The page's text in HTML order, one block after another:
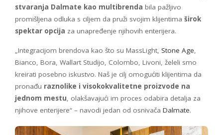
stvaranja Dalmate kao multibrenda bila pažljivo
promišljena odluka s ciljem da pruži svojim klijentima širok
spektar opcija za unapređenje njihovih enterijera.
„Integracijom brendova kao što su MassLight, Stone Age,
Bianco, Bora, Wallart Studijo, Colombo, Livoni, želeli smo
kreirati posebno iskustvo. Naš je cilj omogućiti klijentima da
pronađu raznolike i visokokvalitetne proizvode na
jednom mestu, olakšavajući im proces odabira detalja za
njihove enterijere“ – navodi jedan od osnivača Dalmate.